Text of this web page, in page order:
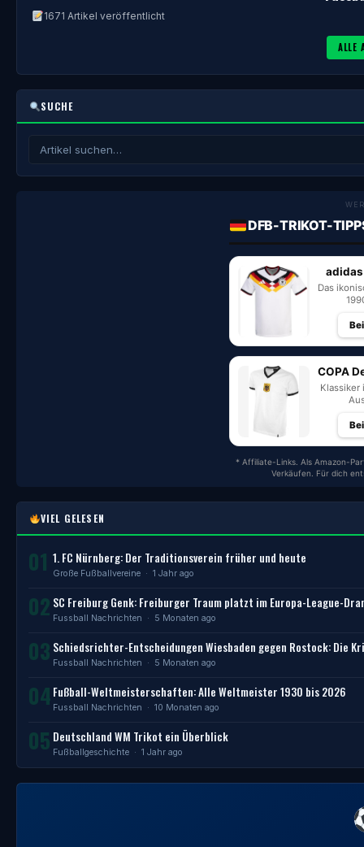
1671 Artikel veröffentlicht
ALLE
SUCHE
DFB-TRIKOT-
Das
COPA
Klassiker
* Affiliate-Links. Als Amazon-
Verkäufen. Für dich
VIEL GELESEN
01 1. FC Nürnberg: Der Traditionsverein früher und heute
Große Fußballvereine · 1 Jahr ago
02 SC Freiburg Genk: Freiburger Traum platzt im Europa-League-
Fussball Nachrichten · 5 Monaten ago
03 Schiedsrichter-Entscheidungen Wiesbaden gegen Rostock: Die
Fussball Nachrichten · 5 Monaten ago
04 Fußball-Weltmeisterschaften: Alle Weltmeister 1930 bis 2026
Fussball Nachrichten · 10 Monaten ago
05 Deutschland WM Trikot ein Überblick
Fußballgeschichte · 1 Jahr ago